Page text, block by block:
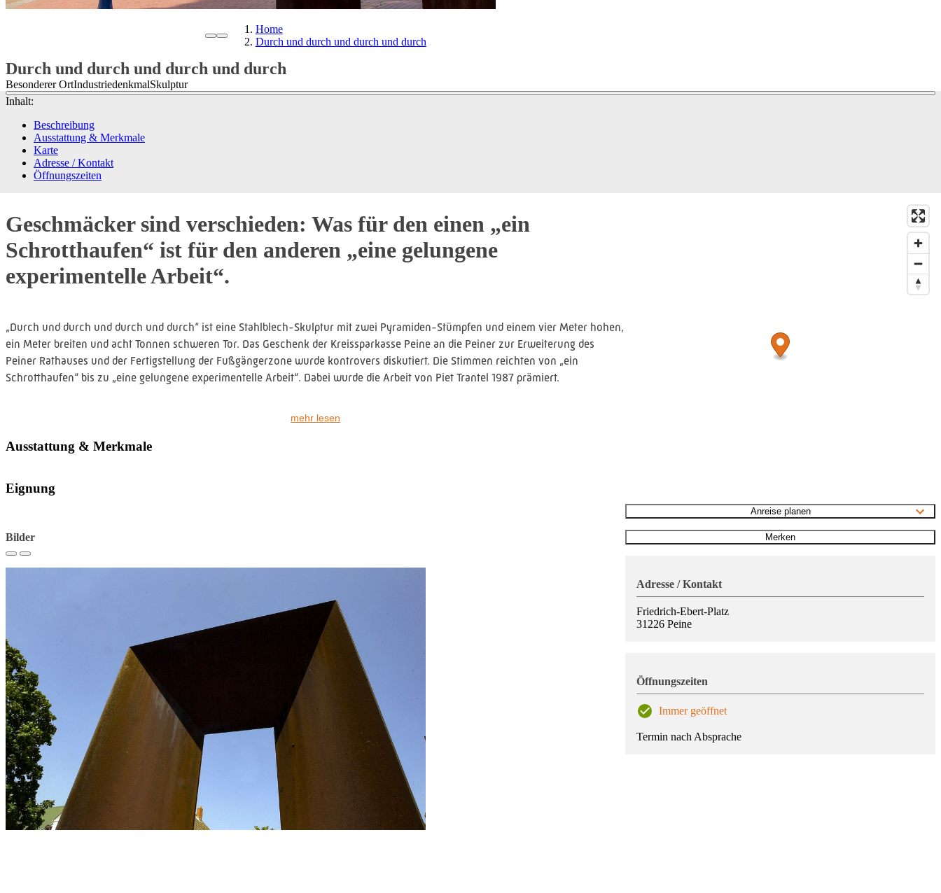
Home
Durch und durch und durch und durch
Durch und durch und durch und durch
Besonderer OrtIndustriedenkmalSkulptur
Inhalt:
Beschreibung
Ausstattung & Merkmale
Karte
Adresse / Kontakt
Öffnungszeiten
Geschmäcker sind verschieden: Was für den einen „ein
Schrotthaufen“ ist für den anderen „eine gelungene
experimentelle Arbeit“.
„Durch und durch und durch und durch“ ist eine Stahlblech-Skulptur mit zwei Pyramiden-Stümpfen und einem vier Meter hohen,
ein Meter breiten und acht Tonnen schweren Tor. Das Geschenk der Kreissparkasse Peine an die Peiner zur Erweiterung des
Peiner Rathauses und der Fertigstellung der Fußgängerzone wurde kontrovers diskutiert. Die Stimmen reichten von „ein
Schrotthaufen“ bis zu „eine gelungene experimentelle Arbeit“. Dabei wurde die Arbeit von Piet Trantel 1987 prämiert.
wurden im September 1994 die Verfüllungen wieder entfernt.
mehr lesen
Ausstattung & Merkmale
Eignung
Bilder
Adresse / Kontakt
Friedrich-Ebert-Platz
31226 Peine
Öffnungszeiten
Immer geöffnet
Termin nach Absprache
Anreise planen
Merken